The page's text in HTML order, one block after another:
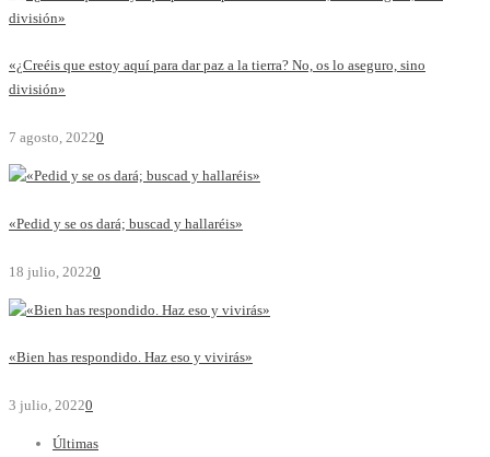
«¿Creéis que estoy aquí para dar paz a la tierra? No, os lo aseguro, sino
división»
7 agosto, 20220
«Pedid y se os dará; buscad y hallaréis»
18 julio, 20220
«Bien has respondido. Haz eso y vivirás»
3 julio, 20220
Últimas